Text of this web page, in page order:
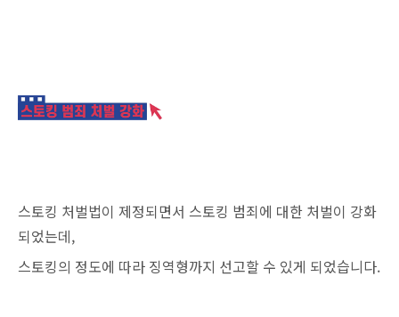
스토킹 처벌법이 제정되면서 스토킹 범죄에 대한 처벌이 강화
되었는데,
스토킹의 정도에 따라 징역형까지 선고할 수 있게 되었습니다.